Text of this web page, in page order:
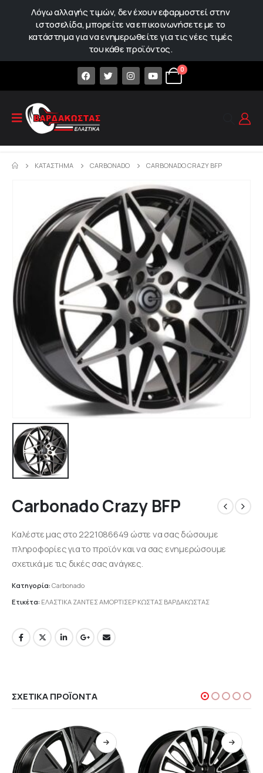
Λόγω αλλαγής τιμών, δεν έχουν εφαρμοστεί στην
ιστοσελίδα, μπορείτε να επικοινωνήσετε με το
κατάστημα για να ενημερωθείτε για τις νέες τιμές
του κάθε προϊόντος.
0
ΚΑΤΆΣΤΗΜΑ CARBONADO CARBONADO CRAZY BFP
Carbonado Crazy BFP
Καλέστε μας στο 2221086649 ώστε να σας δώσουμε
πληροφορίες για το προϊόν και να σας ενημερώσουμε
σχετικά με τις δικές σας ανάγκες.
Κατηγορία: Carbonado
Ετικέτα: ΕΛΑΣΤΙΚΑ ΖΑΝΤΕΣ ΑΜΟΡΤΙΣΕΡ ΚΩΣΤΑΣ ΒΑΡΔΑΚΩΣΤΑΣ
ΣΧΕΤΙΚΆ ΠΡΟΪΌΝΤΑ